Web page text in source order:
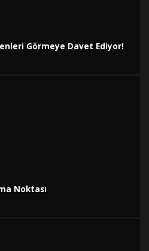
Görmeye Davet Ediyor!
Noktası